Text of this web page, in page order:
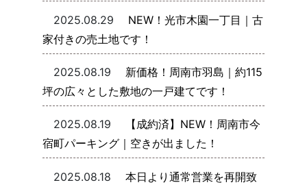
2025.08.29
NEW！光市木園一丁目｜古
家付きの売土地です！
2025.08.19
新価格！周南市羽島｜約115
坪の広々とした敷地の一戸建てです！
2025.08.19
【成約済】NEW！周南市今
宿町パーキング｜空きが出ました！
2025.08.18
本日より通常営業を再開致